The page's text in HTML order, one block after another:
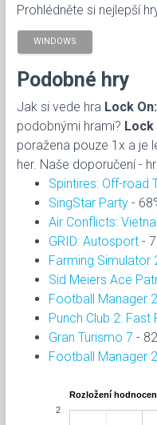
Prohlédněte si nejlepší
WINDOWS
Podobné hry
Jak si vede hra Lock
podobnými hrami? Lock
poražena pouze 1x a je
her. Naše doporučení -
Spintires: Off-road
SingStar Party -
Air Conflicts:
GRID: Autosport -
Farming Simulator
Sid Meiers Ace
Football Manager
Punch Club 2: Fast
Gran Turismo 7 -
Football Manager
Rozložení
2